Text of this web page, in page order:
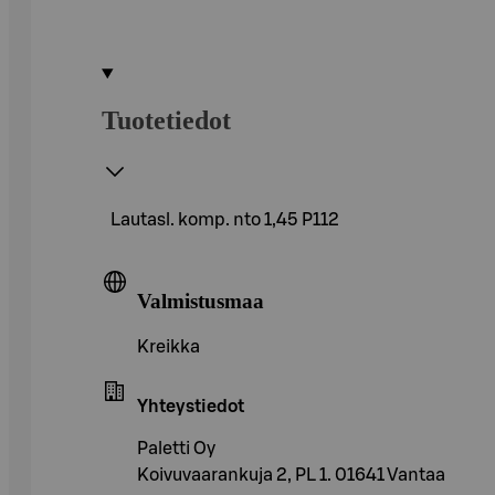
Tuotetiedot
Lautasl. komp. nto 1,45 P112
Valmistusmaa
Kreikka
Yhteystiedot
Paletti Oy
Koivuvaarankuja 2, PL 1. 01641 Vantaa